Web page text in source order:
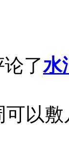
论了水
以敷